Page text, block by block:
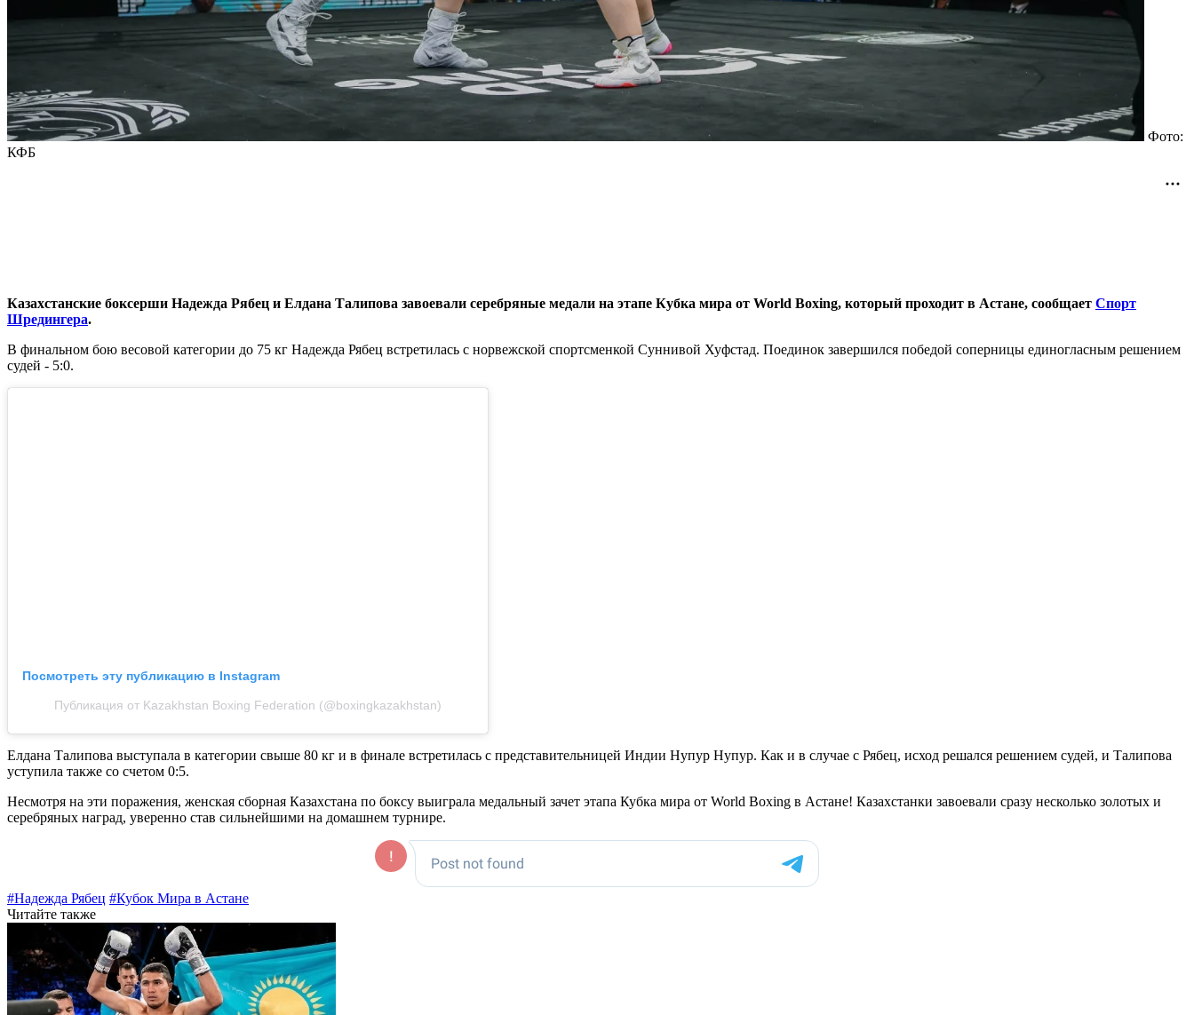
Фото:
КФБ
Казахстанские боксерши Надежда Рябец и Елдана Талипова завоевали серебряные медали на этапе Кубка мира от World Boxing, который проходит в Астане, сообщает Спорт
Шредингера.
В финальном бою весовой категории до 75 кг Надежда Рябец встретилась с норвежской спортсменкой Суннивой Хуфстад. Поединок завершился победой соперницы единогласным решением
судей - 5:0.
Посмотреть эту публикацию в Instagram
Публикация от Kazakhstan Boxing Federation (@boxingkazakhstan)
Елдана Талипова выступала в категории свыше 80 кг и в финале встретилась с представительницей Индии Нупур Нупур. Как и в случае с Рябец, исход решался решением судей, и Талипова
уступила также со счетом 0:5.
Несмотря на эти поражения, женская сборная Казахстана по боксу выиграла медальный зачет этапа Кубка мира от World Boxing в Астане! Казахстанки завоевали сразу несколько золотых и
серебряных наград, уверенно став сильнейшими на домашнем турнире.
#Надежда Рябец #Кубок Мира в Астане
Читайте также